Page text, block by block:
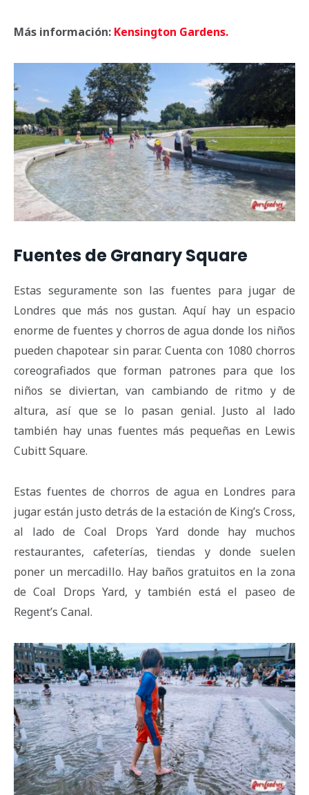
Más información: Kensington Gardens.
Fuentes de Granary Square
Estas seguramente son las fuentes para jugar de
Londres que más nos gustan. Aquí hay un espacio
enorme de fuentes y chorros de agua donde los niños
pueden chapotear sin parar. Cuenta con 1080 chorros
coreografiados que forman patrones para que los
niños se diviertan, van cambiando de ritmo y de
altura, así que se lo pasan genial. Justo al lado
también hay unas fuentes más pequeñas en Lewis
Cubitt Square.
Estas fuentes de chorros de agua en Londres para
jugar están justo detrás de la estación de King’s Cross,
al lado de Coal Drops Yard donde hay muchos
restaurantes, cafeterías, tiendas y donde suelen
poner un mercadillo. Hay baños gratuitos en la zona
de Coal Drops Yard, y también está el paseo de
Regent’s Canal.